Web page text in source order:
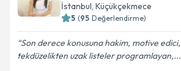
İstanbul, Küçükçekmece
5 (95 Değerlendirme)
Son derece konusuna hakim, motive edici,
tekdüzelikten uzak listeler programlayan,...